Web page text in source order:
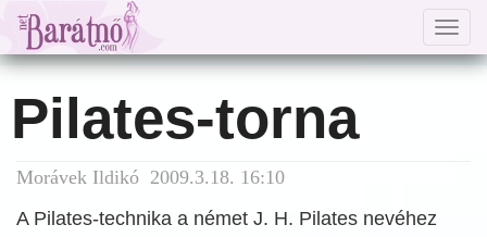
Pilates-torna
Morávek Ildikó 2009.3.18. 16:10
A Pilates-technika a német J. H. Pilates nevéhez